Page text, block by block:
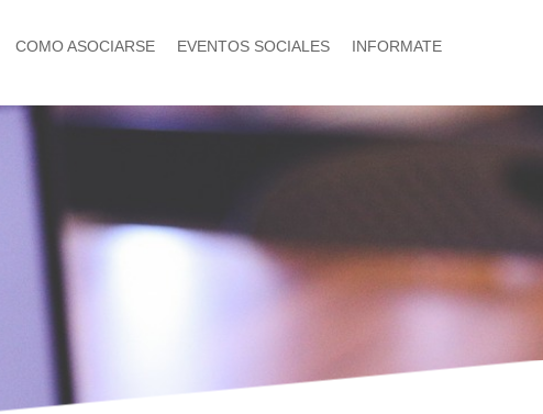
COMO ASOCIARSE EVENTOS SOCIALES INFORMATE